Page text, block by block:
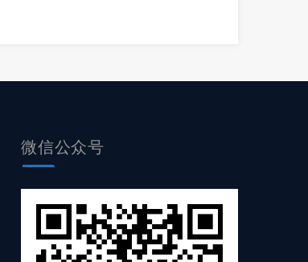
微信公众号